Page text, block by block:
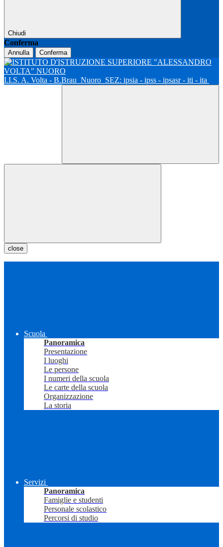
Chiudi
Conferma
Annulla Conferma
I.I.S. A. Volta - B.Brau Nuoro SEZ: ipsia - ipss - ipsasr - iti - ita
close
Scuola
Panoramica
Presentazione
I luoghi
Le persone
I numeri della scuola
Le carte della scuola
Organizzazione
La storia
Servizi
Panoramica
Famiglie e studenti
Personale scolastico
Percorsi di studio